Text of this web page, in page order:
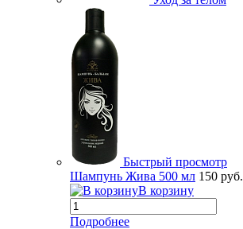
Быстрый просмотр
Шампунь Жива 500 мл 150 руб.
В корзину
Подробнее